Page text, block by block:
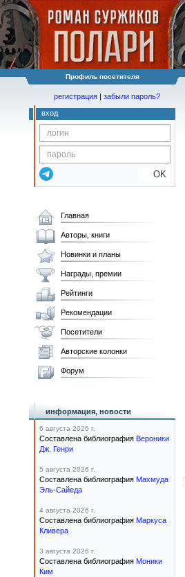
Профиль посетителя
регистрация | забыли пароль?
вход
OK
Главная
Авторы, книги
Новинки и планы
Награды, премии
Рейтинги
Рекомендации
Посетители
Авторские колонки
Форум
информация, новости
6 августа 2026 г.
Составлена библиография Вероники
Дж. Генри
5 августа 2026 г.
Составлена библиография Махмуда
Эль-Сайеда
4 августа 2026 г.
Составлена библиография Маркуса
Кливера
3 августа 2026 г.
Составлена библиография Моники
Ким